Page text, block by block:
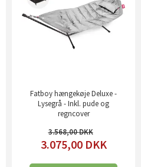
Fatboy hængekøje Deluxe -
Lysegrå - Inkl. pude og
regncover
3.568,00
3.075,00 DKK